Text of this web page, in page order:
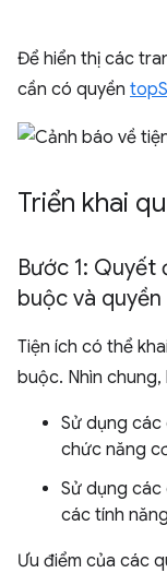
Để hiển thị các
cần có quyền
Triển khai
Bước 1: Quyết
buộc và
Tiện ích có thể
buộc. Nhìn chung,
Sử dụng
chức năng
Sử dụng
các tính
Ưu điểm của các